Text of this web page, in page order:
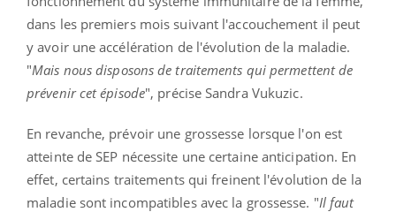
dans les premiers mois suivant l'accouchement il peut
y avoir une accélération de l'évolution de la maladie.
"Mais nous disposons de traitements qui permettent de
prévenir cet épisode", précise Sandra Vukuzic.
En revanche, prévoir une grossesse lorsque l'on est
atteinte de SEP nécessite une certaine anticipation. En
effet, certains traitements qui freinent l'évolution de la
maladie sont incompatibles avec la grossesse. "Il faut